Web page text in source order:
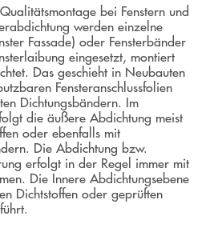
bei Fenstern und
werden einzelne
Fassade) oder Fensterbänder
eingesetzt, montiert
Das geschieht in Neubauten
Fensteranschlussfolien
Dichtungsbändern. Im
die äußere Abdichtung meist
oder ebenfalls mit
Die Abdichtung bzw.
erfolgt in der Regel immer mit
Die Innere Abdichtungsebene
Dichtstoffen oder geprüften